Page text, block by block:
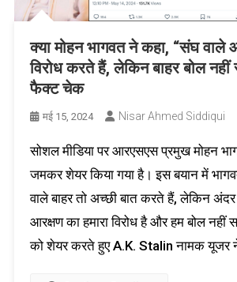
क्या मोहन भागवत ने कहा, “संघ वाले
विरोध करते हैं, लेकिन बाहर बोल
फैक्ट चेक
मई 15, 2024 Nisar Ahmed Siddiqui
सोशल मीडिया पर आरएसएस प्रमुख मोहन
जमकर शेयर किया गया है। इस बयान में
वाले बाहर तो अच्छी बात करते हैं, लेकिन
आरक्षण का हमारा विरोध है और हम बोल नहीं
को शेयर करते हुए A.K. Stalin नामक यूजर